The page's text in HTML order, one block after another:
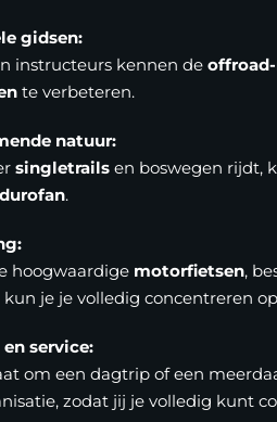
gidsen:
instructeurs kennen de
te verbeteren.
natuur:
singletrails en boswegen rijdt,
.
hoogwaardige motorfietsen,
je je volledig concentreren
service:
om een dagtrip of een
zodat jij je volledig kunt